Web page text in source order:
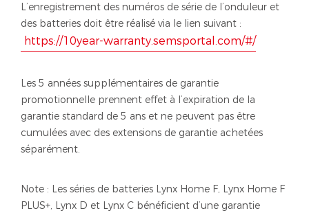
L’enregistrement des numéros de série de l’onduleur et
des batteries doit être réalisé via le lien suivant :
https://10year-warranty.semsportal.com/#/
Les 5 années supplémentaires de garantie
promotionnelle prennent effet à l’expiration de la
garantie standard de 5 ans et ne peuvent pas être
cumulées avec des extensions de garantie achetées
séparément.
Note : Les séries de batteries Lynx Home F, Lynx Home F
PLUS+, Lynx D et Lynx C bénéficient d’une garantie